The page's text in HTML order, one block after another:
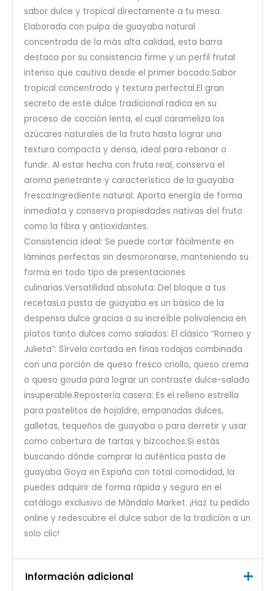
sabor dulce y tropical directamente a tu mesa.
Elaborada con pulpa de guayaba natural
concentrada de la más alta calidad, esta barra
destaca por su consistencia firme y un perfil frutal
intenso que cautiva desde el primer bocado.Sabor
tropical concentrado y textura perfectal.El gran
secreto de este dulce tradicional radica en su
proceso de cocción lenta, el cual carameliza los
azúcares naturales de la fruta hasta lograr una
textura compacta y densa, ideal para rebanar o
fundir. Al estar hecha con fruta real, conserva el
aroma penetrante y característico de la guayaba
fresca:Ingrediente natural: Aporta energía de forma
inmediata y conserva propiedades nativas del fruto
como la fibra y antioxidantes.
Consistencia ideal: Se puede cortar fácilmente en
láminas perfectas sin desmoronarse, manteniendo su
forma en todo tipo de presentaciones
culinarias.Versatilidad absoluta: Del bloque a tus
recetasLa pasta de guayaba es un básico de la
despensa dulce gracias a su increíble polivalencia en
platos tanto dulces como salados: El clásico “Romeo y
Julieta”: Sírvela cortada en finas rodajas combinada
con una porción de queso fresco criollo, queso crema
o queso gouda para lograr un contraste dulce-salado
insuperable.Repostería casera: Es el relleno estrella
para pastelitos de hojaldre, empanadas dulces,
galletas, tequeños de guayaba o para derretir y usar
como cobertura de tartas y bizcochos.Si estás
buscando dónde comprar la auténtica pasta de
guayaba Goya en España con total comodidad, la
puedes adquirir de forma rápida y segura en el
catálogo exclusivo de Mándalo Market. ¡Haz tu pedido
online y redescubre el dulce sabor de la tradición a un
solo clic!
Información adicional